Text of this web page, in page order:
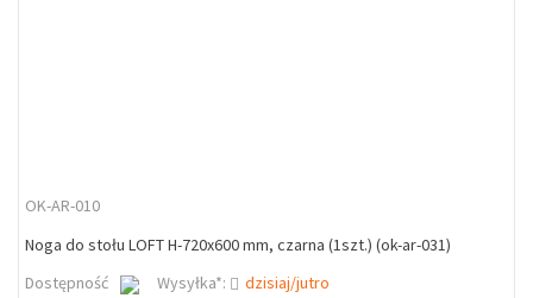
OK-AR-010
Noga do stołu LOFT H-720x600 mm, czarna (1szt.) (ok-ar-031)
Dostępność
Wysyłka*: dzisiaj/jutro